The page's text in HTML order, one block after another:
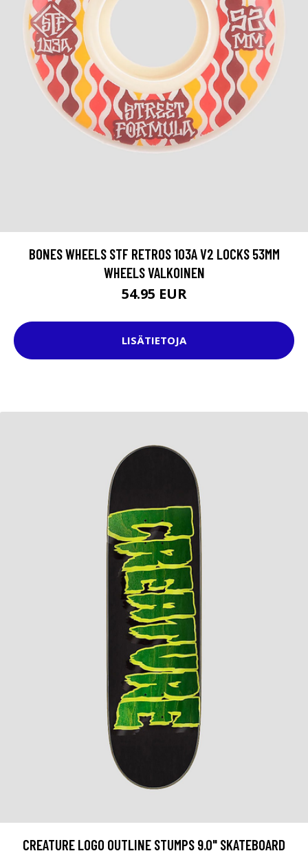
BONES WHEELS STF RETROS 103A V2 LOCKS 53MM
WHEELS VALKOINEN
54.95 EUR
LISÄTIETOJA
CREATURE LOGO OUTLINE STUMPS 9.0" SKATEBOARD